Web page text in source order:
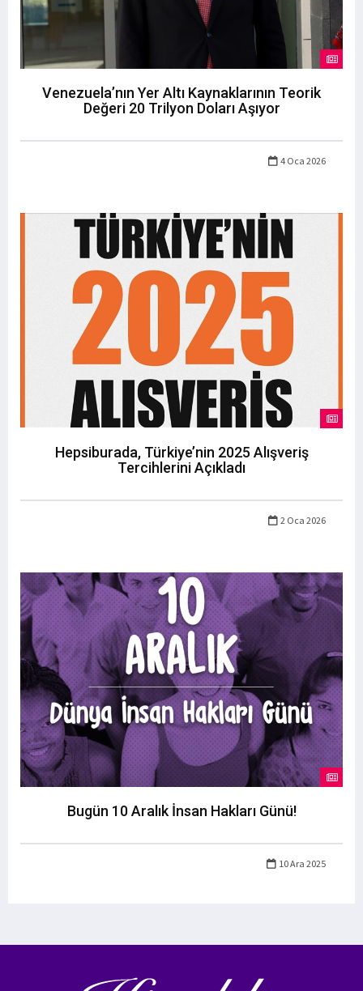
Venezuela’nın Yer Altı Kaynaklarının Teorik
Değeri 20 Trilyon Doları Aşıyor
4 Oca 2026
Hepsiburada, Türkiye’nin 2025 Alışveriş
Tercihlerini Açıkladı
2 Oca 2026
Bugün 10 Aralık İnsan Hakları Günü!
10 Ara 2025